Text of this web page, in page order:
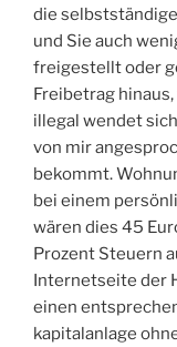
die
und Sie auch
freigestellt oder
Freibetrag
illegal wendet
von mir
bekommt.
bei einem
wären dies 45
Prozent Steuern
Internetseite der
einen
kapitalanlage